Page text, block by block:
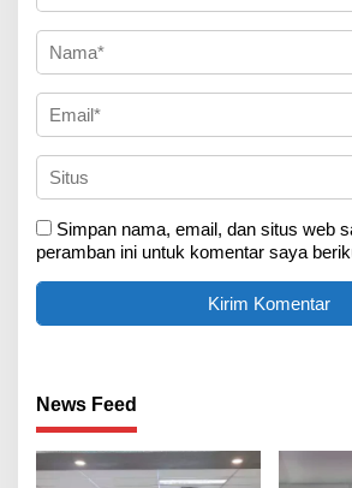
Simpan nama, email, dan situs web
peramban ini untuk komentar saya
News Feed